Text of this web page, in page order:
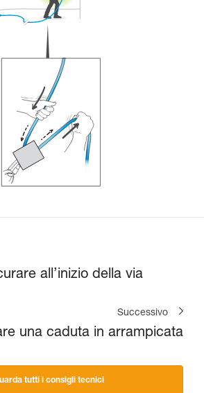
all’inizio della via
Successivo
una caduta in arrampicata
tutti i consigli tecnici